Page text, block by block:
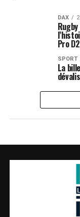
DAX
Pro D2
SPORT
La